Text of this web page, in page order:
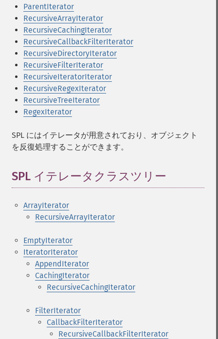
ParentIterator
RecursiveArrayIterator
RecursiveCachingIterator
RecursiveCallbackFilterIterator
RecursiveDirectoryIterator
RecursiveFilterIterator
RecursiveIteratorIterator
RecursiveRegexIterator
RecursiveTreeIterator
RegexIterator
SPL にはイテレータが用意されており、オブジェクト
を反復処理することができます。
SPL イテレータクラスツリー
ArrayIterator
RecursiveArrayIterator
EmptyIterator
IteratorIterator
AppendIterator
CachingIterator
RecursiveCachingIterator
FilterIterator
CallbackFilterIterator
RecursiveCallbackFilterIterator